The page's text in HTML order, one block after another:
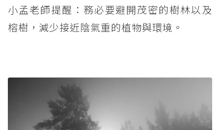
小孟老師提醒：務必要避開茂密的樹林以及
榕樹，減少接近陰氣重的植物與環境。